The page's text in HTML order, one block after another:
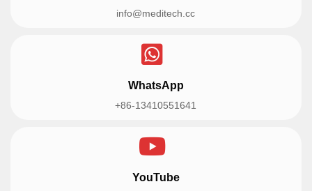
info@meditech.cc
WhatsApp
+86-13410551641
YouTube